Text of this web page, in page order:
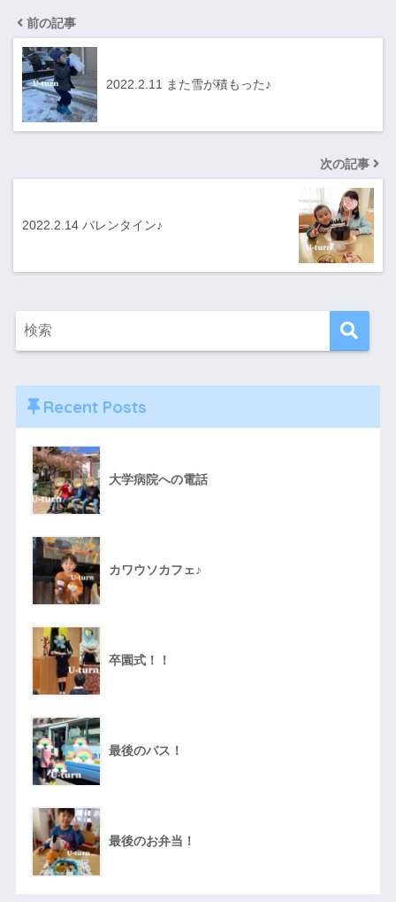
前の記事
2022.2.11 また雪が積もった♪
次の記事
2022.2.14 バレンタイン♪
Recent Posts
大学病院への電話
カワウソカフェ♪
卒園式！！
最後のバス！
最後のお弁当！